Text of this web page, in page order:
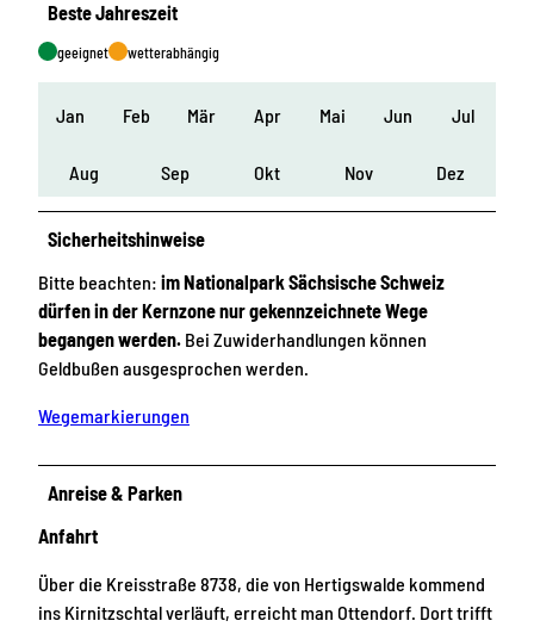
Beste Jahreszeit
geeignet wetterabhängig
Jan Feb Mär Apr Mai Jun Jul
Aug Sep Okt Nov Dez
Sicherheitshinweise
Bitte beachten: im Nationalpark Sächsische Schweiz
dürfen in der Kernzone nur gekennzeichnete Wege
begangen werden. Bei Zuwiderhandlungen können
Geldbußen ausgesprochen werden.
Wegemarkierungen
Anreise & Parken
Anfahrt
Über die Kreisstraße 8738, die von Hertigswalde kommend
ins Kirnitzschtal verläuft, erreicht man Ottendorf. Dort trifft